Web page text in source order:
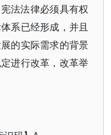
法法律必须具有权
系已经形成，并且
的实际需求的背景
进行改革，改革举